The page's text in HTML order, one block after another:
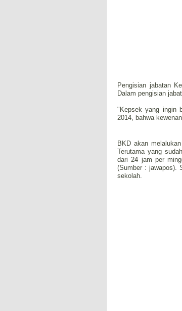
Pengisian jabatan
Dalam pengisian
"Kepsek yang ingin
2014, bahwa
BKD akan
Terutama yang
dari 24 jam per
(Sumber : jawapos).
sekolah.